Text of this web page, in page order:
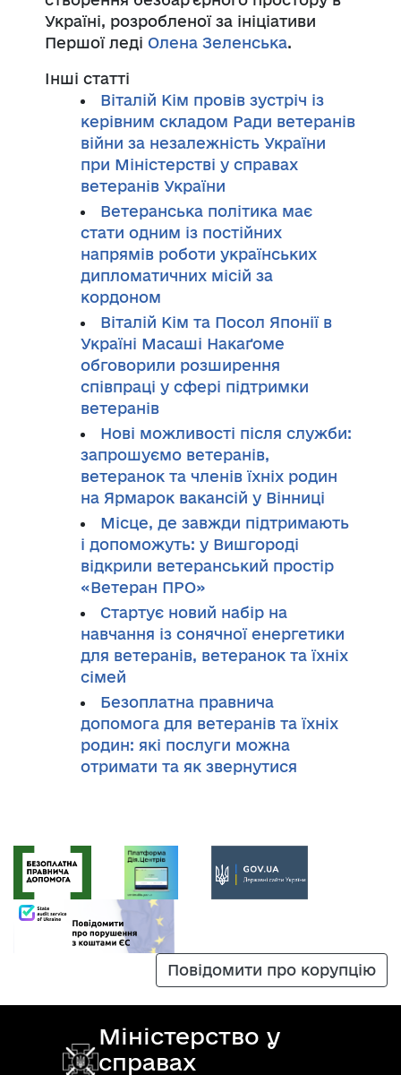
Україні, розробленої за ініціативи
Першої леді Олена Зеленська.
Інші статті
Віталій Кім провів зустріч із
керівним складом Ради ветеранів
війни за незалежність України
при Міністерстві у справах
ветеранів України
Ветеранська політика має
стати одним із постійних
напрямів роботи українських
дипломатичних місій за
кордоном
Віталій Кім та Посол Японії в
Україні Масаші Накаґоме
обговорили розширення
співпраці у сфері підтримки
ветеранів
Нові можливості після служби:
запрошуємо ветеранів,
ветеранок та членів їхніх родин
на Ярмарок вакансій у Вінниці
Місце, де завжди підтримають
і допоможуть: у Вишгороді
відкрили ветеранський простір
«Ветеран ПРО»
Стартує новий набір на
навчання із сонячної енергетики
для ветеранів, ветеранок та їхніх
сімей
Безоплатна правнича
допомога для ветеранів та їхніх
родин: які послуги можна
отримати та як звернутися
Повідомити про корупцію
Міністерство у
справах